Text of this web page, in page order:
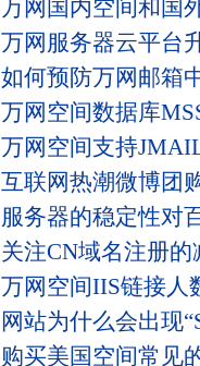
万网国内空间和国
万网服务器云平台
如何预防万网邮箱
万网空间数据库
万网空间支持
互联网热潮微博团
服务器的稳定性对
关注CN域名注册
万网空间IIS链接人
网站为什么会出现
购买美国空间常见